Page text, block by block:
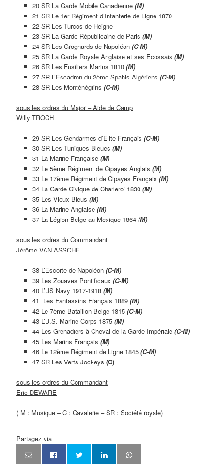
20 SR La Garde Mobile Canadienne (M)
21 SR Le 1er Régiment d’Infanterie de Ligne 1870
22 SR Les Turcos de Heigne
23 SR La Garde Républicaine de Paris (M)
24 SR Les Grognards de Napoléon (C-M)
25 SR La Garde Royale Anglaise et ses Ecossais (M)
26 SR Les Fusiliers Marins 1810 (M)
27 SR L’Escadron du 2ème Spahis Algériens (C-M)
28 SR Les Monténégrins (C-M)
sous les ordres du Major – Aide de Camp
Willy TROCH
29 SR Les Gendarmes d’Elite Français (C-M)
30 SR Les Tuniques Bleues (M)
31 La Marine Française (M)
32 Le 5ème Régiment de Cipayes Anglais (M)
33 Le 17ème Régiment de Cipayes Français (M)
34 La Garde Civique de Charleroi 1830 (M)
35 Les Vieux Bleus (M)
36 La Marine Anglaise (M)
37 La Légion Belge au Mexique 1864 (M)
sous les ordres du Commandant
Jérôme VAN ASSCHE
38 L’Escorte de Napoléon (C-M)
39 Les Zouaves Pontificaux (C-M)
40 L’US Navy 1917-1918 (M)
41 Les Fantassins Français 1889 (M)
42 Le 7ème Bataillon Belge 1815 (C-M)
43 L’U.S. Marine Corps 1875 (M)
44 Les Grenadiers à Cheval de la Garde Impériale (C-M)
45 Les Marins Français (M)
46 Le 12ème Régiment de Ligne 1845 (C-M)
47 SR Les Verts Jockeys (C)
sous les ordres du Commandant
Eric DEWARE
( M : Musique – C : Cavalerie – SR : Société royale)
Partagez via